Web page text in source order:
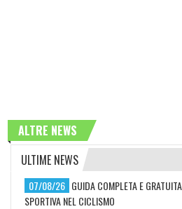
ALTRE NEWS
ULTIME NEWS
07/08/26 GUIDA COMPLETA E
SPORTIVA NEL CICLISMO